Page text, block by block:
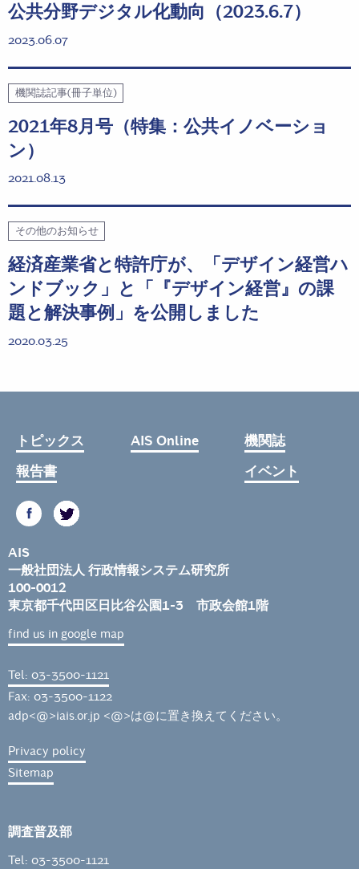
公共分野デジタル化動向（2023.6.7）
2023.06.07
機関誌記事(冊子単位)
2021年8月号（特集：公共イノベーショ
ン）
2021.08.13
その他のお知らせ
経済産業省と特許庁が、「デザイン経営ハ
ンドブック」と「『デザイン経営』の課
題と解決事例」を公開しました
2020.03.25
トピックス AIS Online
機関誌
報告書
イベント
AIS
一般社団法人 行政情報システム研究所
100-0012
東京都千代田区日比谷公園1-3 市政会館1階
find us in google map
Tel: 03-3500-1121
Fax: 03-3500-1122
adp<@>iais.or.jp <@>は@に置き換えてください。
Privacy policy
Sitemap
調査普及部
Tel: 03-3500-1121